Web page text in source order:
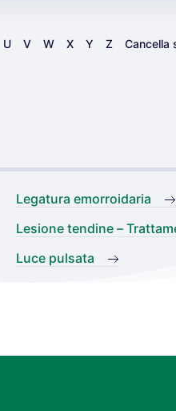
U V W X Y Z Cancella
Legatura emorroidaria
Lesione tendine –
Luce pulsata